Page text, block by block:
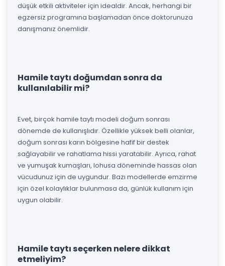
düşük etkili aktiviteler için idealdir. Ancak, herhangi bir
egzersiz programına başlamadan önce doktorunuza
danışmanız önemlidir.
Hamile taytı doğumdan sonra da
kullanılabilir mi?
Evet, birçok hamile taytı modeli doğum sonrası
dönemde de kullanışlıdır. Özellikle yüksek belli olanlar,
doğum sonrası karın bölgesine hafif bir destek
sağlayabilir ve rahatlama hissi yaratabilir. Ayrıca, rahat
ve yumuşak kumaşları, lohusa döneminde hassas olan
vücudunuz için de uygundur. Bazı modellerde emzirme
için özel kolaylıklar bulunmasa da, günlük kullanım için
uygun olabilir.
Hamile taytı seçerken nelere dikkat
etmeliyim?